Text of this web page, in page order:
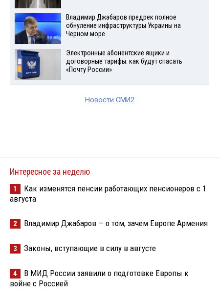
Владимир Джабаров предрек полное
обнуление инфраструктуры Украины на
Черном море
Электронные абонентские ящики и
договорные тарифы: как будут спасать
«Почту России»
Новости СМИ2
Интересное за неделю
1
Как изменятся пенсии работающих пенсионеров с 1
августа
2 Владимир Джабаров — о том, зачем Европе Армения
3 Законы, вступающие в силу в августе
4
В МИД России заявили о подготовке Европы к
войне с Россией